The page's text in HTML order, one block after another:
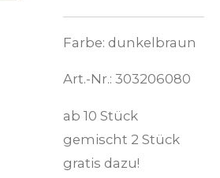
Farbe: dunkelbraun
Art.-Nr.: 303206080
ab 10 Stück
gemischt 2 Stück
gratis dazu!